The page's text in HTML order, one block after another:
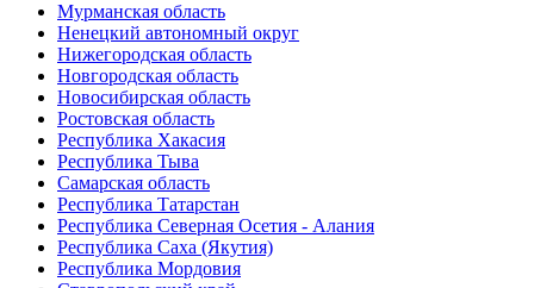
Мурманская область
Ненецкий автономный округ
Нижегородская область
Новгородская область
Новосибирская область
Ростовская область
Республика Хакасия
Республика Тыва
Самарская область
Республика Татарстан
Республика Северная Осетия - Алания
Республика Саха (Якутия)
Республика Мордовия